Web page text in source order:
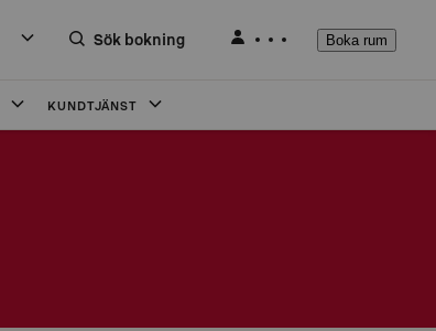
Sök bokning Boka rum
KUNDTJÄNST